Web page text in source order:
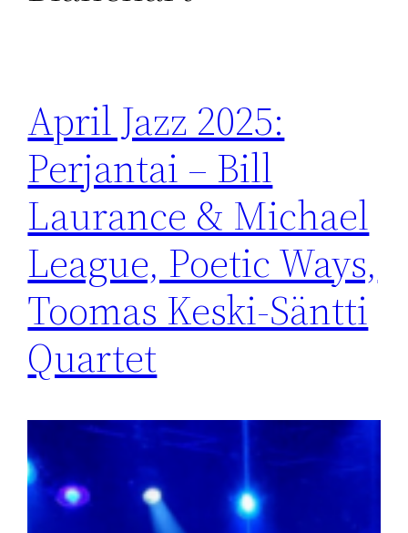
April Jazz 2025:
Perjantai – Bill
Laurance & Michael
League, Poetic Ways,
Toomas Keski-Säntti
Quartet